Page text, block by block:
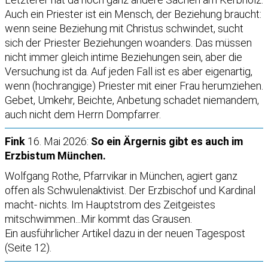
Auch ein Priester ist ein Mensch, der Beziehung braucht:
wenn seine Beziehung mit Christus schwindet, sucht
sich der Priester Beziehungen woanders. Das müssen
nicht immer gleich intime Beziehungen sein, aber die
Versuchung ist da. Auf jeden Fall ist es aber eigenartig,
wenn (hochrangige) Priester mit einer Frau herumziehen.
Gebet, Umkehr, Beichte, Anbetung schadet niemandem,
auch nicht dem Herrn Dompfarrer.
Fink 16. Mai 2026: So ein Ärgernis gibt es auch im
Erzbistum München.
Wolfgang Rothe, Pfarrvikar in München, agiert ganz
offen als Schwulenaktivist. Der Erzbischof und Kardinal
macht- nichts. Im Hauptstrom des Zeitgeistes
mitschwimmen...Mir kommt das Grausen.
Ein ausführlicher Artikel dazu in der neuen Tagespost
(Seite 12).